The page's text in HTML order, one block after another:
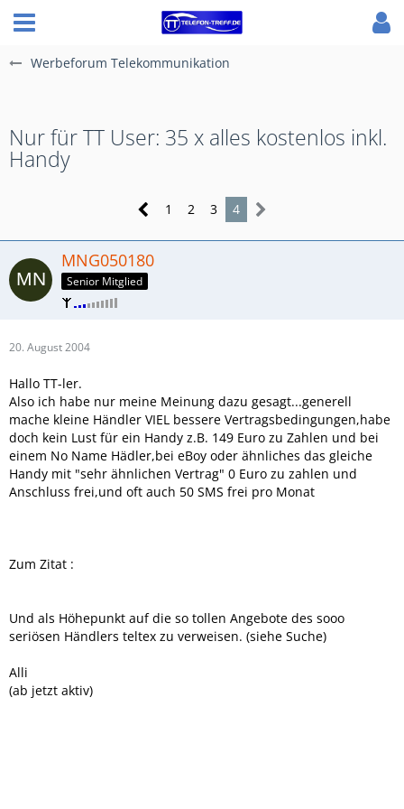
Werbeforum Telekommunikation
Nur für TT User: 35 x alles kostenlos inkl.
Handy
1 2 3 4
MNG050180
Senior Mitglied
20. August 2004
Hallo TT-ler.
Also ich habe nur meine Meinung dazu gesagt...generell
mache kleine Händler VIEL bessere Vertragsbedingungen,habe
doch kein Lust für ein Handy z.B. 149 Euro zu Zahlen und bei
einem No Name Hädler,bei eBoy oder ähnliches das gleiche
Handy mit "sehr ähnlichen Vertrag" 0 Euro zu zahlen und
Anschluss frei,und oft auch 50 SMS frei pro Monat
Zum Zitat :
Und als Höhepunkt auf die so tollen Angebote des sooo
seriösen Händlers teltex zu verweisen. (siehe Suche)
Alli
(ab jetzt aktiv)